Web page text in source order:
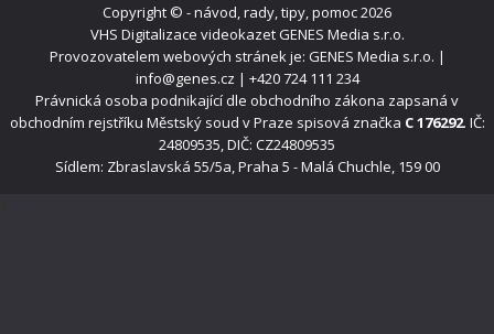
Copyright © - návod, rady, tipy, pomoc2026
VHS Digitalizace videokazetGENES Media s.r.o.
Provozovatelem webových stránek je: GENES Media s.r.o. |
info@genes.cz | +420 724 111 234
Právnická osoba podnikající dle obchodního zákona zapsaná v
obchodním rejstříku Městský soud v Praze spisová značka C 176292. IČ:
24809535, DIČ: CZ24809535
Sídlem: Zbraslavská 55/5a, Praha 5 - Malá Chuchle, 159 00